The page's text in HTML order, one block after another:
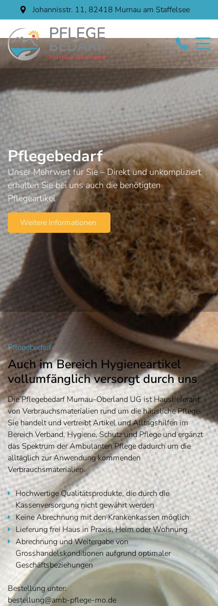
Johannisstr. 11, 82418 Murnau am Staffelsee
Pflegebedarf
Unser Mehrwert für Sie – Direkt und unkompliziert
erhalten Sie bei uns auch die benötigten
Pflegeartikel
Weitere Informationen
Pflegebedarf
Auch im Bereich Hygieneartikel
vollumfänglich versorgt durch uns
Die Pflegebedarf Murnau-Oberland UG ist Hauslieferant
von Verbrauchsmaterialien rund um die häusliche Pflege.
Sie handelt und vertreibt Artikel und Alltagshilfen im
Bereich Verband, Hygiene, Schutz und Pflege und ergänzt
das Spektrum der Ambulanten Pflege dadurch um die
alltäglich zur Anwendung kommenden
Verbrauchsmaterialien.
Hochwertige Qualitätsprodukte, die durch die
Kassenversorgung nicht gewährt werden
Keine Abrechnung mit den Krankenkassen möglich
Lieferung frei Haus in Praxis, Heim oder Wohnung
Abrechnung und Weitergabe von
Grosshandelskonditionen aufgrund optimaler
Geschäftsbeziehungen
Bestellung unter:
bestellung@amb-pflege-mo.de